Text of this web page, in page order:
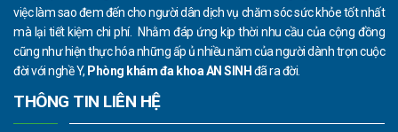
việc làm sao đem đến cho người dân dịch vụ chăm sóc sức khỏe tốt nhất
mà lại tiết kiệm chi phí. Nhằm đáp ứng kịp thời nhu cầu của cộng đồng
cũng như hiện thực hóa những ấp ủ nhiều năm của người dành trọn cuộc
đời với nghề Y, Phòng khám đa khoa AN SINH đã ra đời.
THÔNG TIN LIÊN HỆ